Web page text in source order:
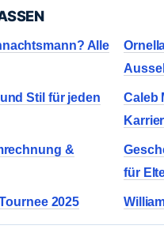
Alle
Stil für jeden
Caleb
&
für
2025